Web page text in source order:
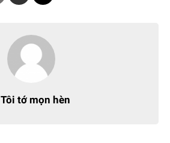
Tôi tớ mọn hèn